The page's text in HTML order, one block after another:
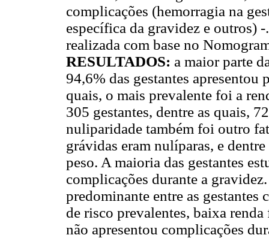
complicações (hemorragia na
específica da gravidez e outros)
realizada com base no
RESULTADOS: a maior parte
94,6% das gestantes apresentou
quais, o mais prevalente foi a
305 gestantes, dentre as quais,
nuliparidade também foi outro
grávidas eram nulíparas, e
peso. A maioria das gestantes
complicações durante a
predominante entre as gestantes
de risco prevalentes, baixa
não apresentou complicações